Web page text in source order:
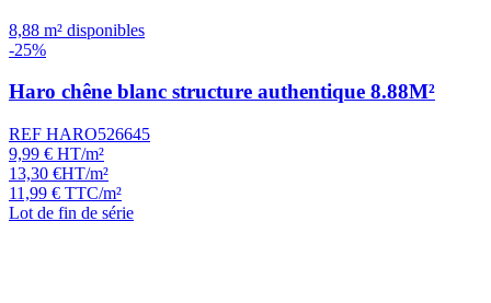
8,88 m² disponibles
-25%
Haro chêne blanc structure authentique 8.88M²
REF HARO526645
9,99 € HT/m²
13,30 €HT/m²
11,99 € TTC/m²
Lot de fin de série